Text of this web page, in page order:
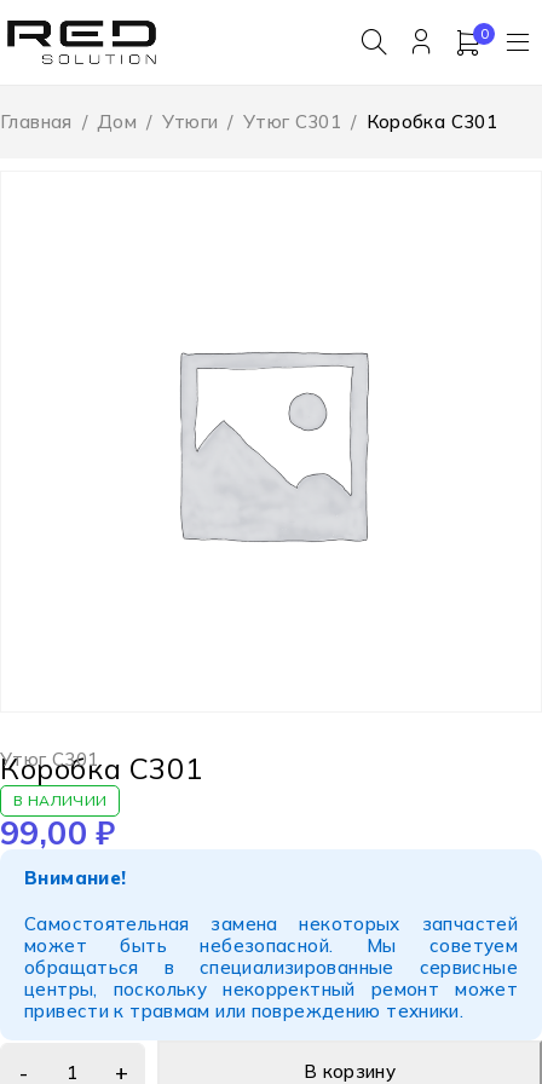
0
Главная / Дом / Утюги / Утюг C301 / Коробка C301
Утюг C301
Коробка C301
В НАЛИЧИИ
99,00₽
Внимание!
Самостоятельная замена некоторых запчастей
может быть небезопасной. Мы советуем
обращаться в специализированные сервисные
центры, поскольку некорректный ремонт может
привести к травмам или повреждению техники.
В корзину